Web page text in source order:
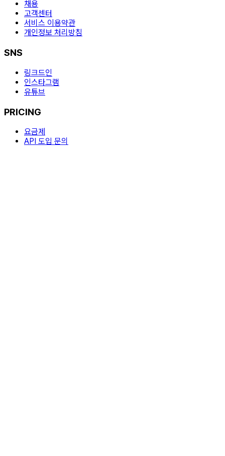
채용
고객센터
서비스 이용약관
개인정보 처리방침
SNS
링크드인
인스타그램
유튜브
PRICING
요금제
API 도입 문의